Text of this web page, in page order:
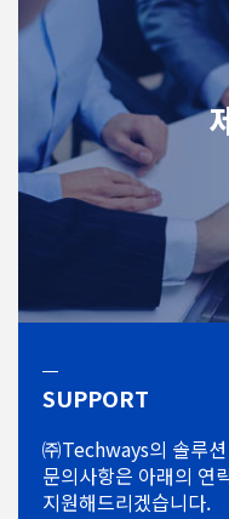
SUPPORT
㈜Techways의 솔루
문의사항은 아래의 연
지원해드리겠습니다.